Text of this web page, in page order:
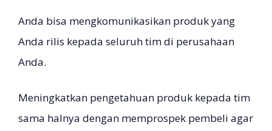
Anda bisa mengkomunikasikan produk yang
Anda rilis kepada seluruh tim di perusahaan
Anda.
Meningkatkan pengetahuan produk kepada tim
sama halnya dengan memprospek pembeli agar